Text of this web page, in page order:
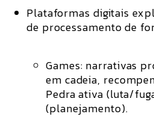
Plataformas digitais
de processamento de
Games: narrativas
em cadeia,
Pedra ativa (luta/
(planejamento).